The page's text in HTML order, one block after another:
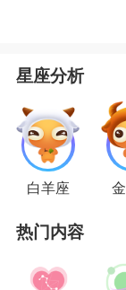
金牛座虽然
金牛男和天
很强，而且双
太多的社交
外来人员的影
星座分析
白羊座
热门内容